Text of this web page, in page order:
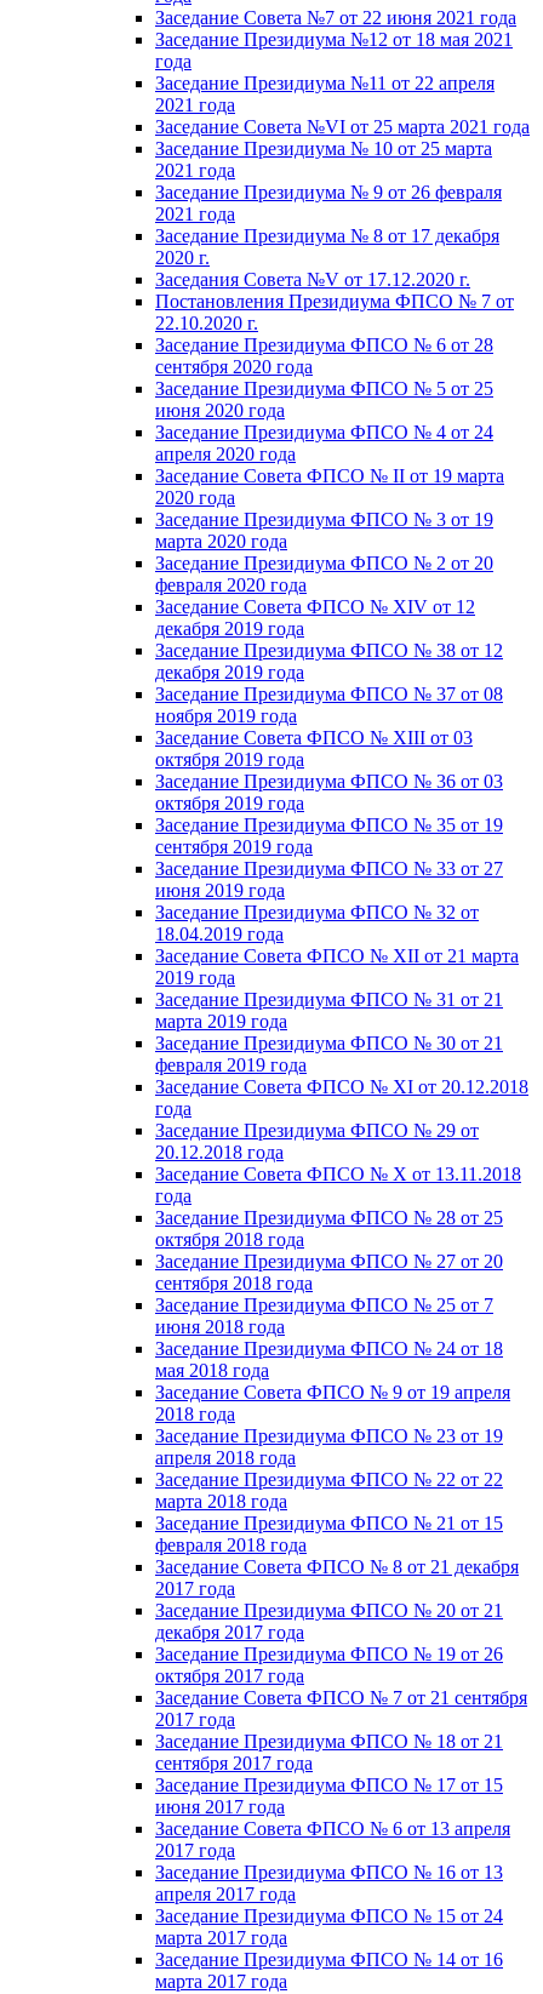
Заседание Совета №7 от 22 июня 2021 года
Заседание Президиума №12 от 18 мая 2021
года
Заседание Президиума №11 от 22 апреля
2021 года
Заседание Совета №VI от 25 марта 2021 года
Заседание Президиума № 10 от 25 марта
2021 года
Заседание Президиума № 9 от 26 февраля
2021 года
Заседание Президиума № 8 от 17 декабря
2020 г.
Заседания Совета №V от 17.12.2020 г.
Постановления Президиума ФПСО № 7 от
22.10.2020 г.
Заседание Президиума ФПСО № 6 от 28
сентября 2020 года
Заседание Президиума ФПСО № 5 от 25
июня 2020 года
Заседание Президиума ФПСО № 4 от 24
апреля 2020 года
Заседание Совета ФПСО № II от 19 марта
2020 года
Заседание Президиума ФПСО № 3 от 19
марта 2020 года
Заседание Президиума ФПСО № 2 от 20
февраля 2020 года
Заседание Совета ФПСО № XIV от 12
декабря 2019 года
Заседание Президиума ФПСО № 38 от 12
декабря 2019 года
Заседание Президиума ФПСО № 37 от 08
ноября 2019 года
Заседание Совета ФПСО № XIII от 03
октября 2019 года
Заседание Президиума ФПСО № 36 от 03
октября 2019 года
Заседание Президиума ФПСО № 35 от 19
сентября 2019 года
Заседание Президиума ФПСО № 33 от 27
июня 2019 года
Заседание Президиума ФПСО № 32 от
18.04.2019 года
Заседание Совета ФПСО № XII от 21 марта
2019 года
Заседание Президиума ФПСО № 31 от 21
марта 2019 года
Заседание Президиума ФПСО № 30 от 21
февраля 2019 года
Заседание Совета ФПСО № XI от 20.12.2018
года
Заседание Президиума ФПСО № 29 от
20.12.2018 года
Заседание Совета ФПСО № X от 13.11.2018
года
Заседание Президиума ФПСО № 28 от 25
октября 2018 года
Заседание Президиума ФПСО № 27 от 20
сентября 2018 года
Заседание Президиума ФПСО № 25 от 7
июня 2018 года
Заседание Президиума ФПСО № 24 от 18
мая 2018 года
Заседание Совета ФПСО № 9 от 19 апреля
2018 года
Заседание Президиума ФПСО № 23 от 19
апреля 2018 года
Заседание Президиума ФПСО № 22 от 22
марта 2018 года
Заседание Президиума ФПСО № 21 от 15
февраля 2018 года
Заседание Совета ФПСО № 8 от 21 декабря
2017 года
Заседание Президиума ФПСО № 20 от 21
декабря 2017 года
Заседание Президиума ФПСО № 19 от 26
октября 2017 года
Заседание Совета ФПСО № 7 от 21 сентября
2017 года
Заседание Президиума ФПСО № 18 от 21
сентября 2017 года
Заседание Президиума ФПСО № 17 от 15
июня 2017 года
Заседание Совета ФПСО № 6 от 13 апреля
2017 года
Заседание Президиума ФПСО № 16 от 13
апреля 2017 года
Заседание Президиума ФПСО № 15 от 24
марта 2017 года
Заседание Президиума ФПСО № 14 от 16
марта 2017 года